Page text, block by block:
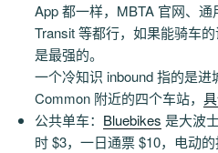
App 都一样，MBTA 官网、通
Transit 等都行，如果能骑车
是最强的。
一个冷知识 inbound 指的是
Common 附近的四个车站，
公共单车： Bluebikes 是大波
时 $3，一日通票 $10，电动